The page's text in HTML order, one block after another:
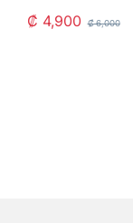
₡ 4,900 ₡6,000
Este producto